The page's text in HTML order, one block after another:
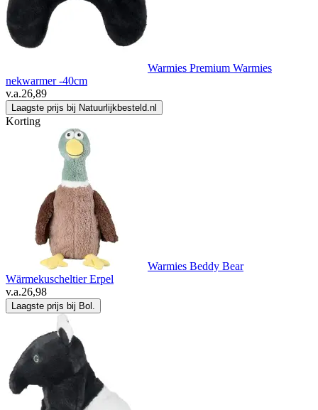
Warmies Premium Warmies
nekwarmer -40cm
v.a.26,89
Laagste prijs bij Natuurlijkbesteld.nl
Korting
Warmies Beddy Bear
Wärmekuscheltier Erpel
v.a.26,98
Laagste prijs bij Bol.